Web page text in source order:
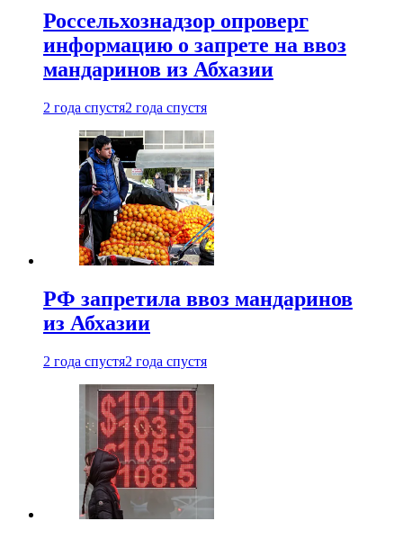
Россельхознадзор опроверг
информацию о запрете на ввоз
мандаринов из Абхазии
2 года спустя2 года спустя
РФ запретила ввоз мандаринов
из Абхазии
2 года спустя2 года спустя